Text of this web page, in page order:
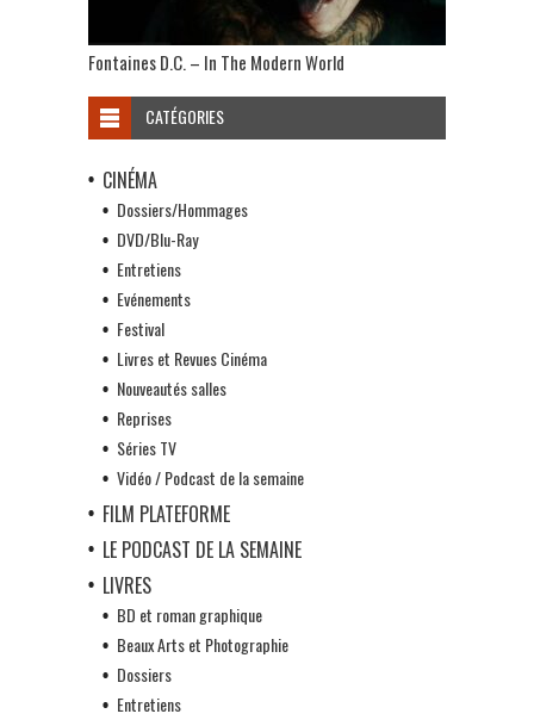
Fontaines D.C. – In The Modern World
CATÉGORIES
CINÉMA
Dossiers/Hommages
DVD/Blu-Ray
Entretiens
Evénements
Festival
Livres et Revues Cinéma
Nouveautés salles
Reprises
Séries TV
Vidéo / Podcast de la semaine
FILM PLATEFORME
LE PODCAST DE LA SEMAINE
LIVRES
BD et roman graphique
Beaux Arts et Photographie
Dossiers
Entretiens